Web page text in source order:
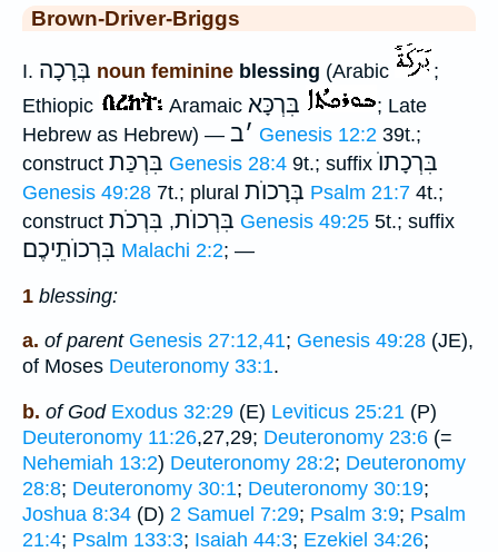
Brown-Driver-Briggs
I. בְּרָכָה noun feminine blessing (Arabic
;
Ethiopic
Aramaic בִּרְכָּא
; Late
Hebrew as Hebrew) —
׳ב Genesis 12:2 39t.;
construct בִּרְכַּת Genesis 28:4 9t.; suffix בִּרְכָתוֺ
Genesis 49:28 7t.; plural בְּרָכוֺת Psalm 21:7 4t.;
construct
בִּרְכוֺת, בִּרְכֹת Genesis 49:25 5t.; suffix
בִּרְכוֺתֵיכֶם Malachi 2:2; —
1 blessing:
a. of parent Genesis 27:12,41; Genesis 49:28 (JE),
of Moses Deuteronomy 33:1.
b. of God Exodus 32:29 (E) Leviticus 25:21 (P)
Deuteronomy 11:26,27,29; Deuteronomy 23:6 (=
Nehemiah 13:2) Deuteronomy 28:2; Deuteronomy
28:8; Deuteronomy 30:1; Deuteronomy 30:19;
Joshua 8:34 (D) 2 Samuel 7:29; Psalm 3:9; Psalm
21:4; Psalm 133:3; Isaiah 44:3; Ezekiel 34:26;